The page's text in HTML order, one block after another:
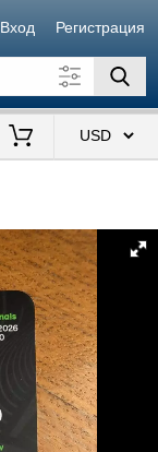
Вход Регистрация